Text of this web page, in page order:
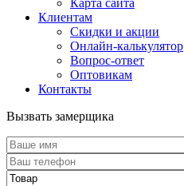
Карта сайта
Клиентам
Скидки и акции
Онлайн-калькулятор
Вопрос-ответ
Оптовикам
Контакты
Вызвать замерщика